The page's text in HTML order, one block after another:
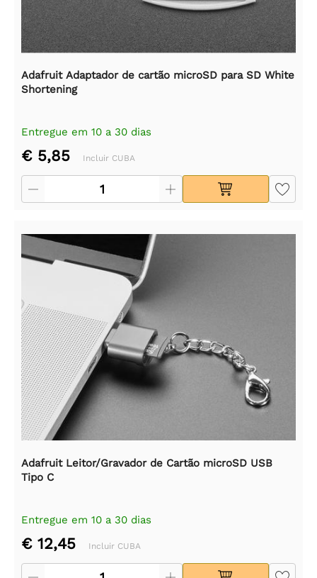
Adafruit Adaptador de cartão microSD para SD White
Shortening
Entregue em 10 a 30 dias
€ 5,85 Incluir CUBA
Adafruit Leitor/Gravador de Cartão microSD USB
Tipo C
Entregue em 10 a 30 dias
€ 12,45 Incluir CUBA